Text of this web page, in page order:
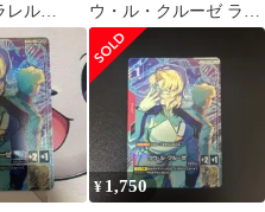
レル
ンダムカー
ウ・ル・クルーゼ ラウ
ルクルーゼ R+ GD03-
091 パラレル スティー
ルレクイエム SEED シ
¥ 1,750